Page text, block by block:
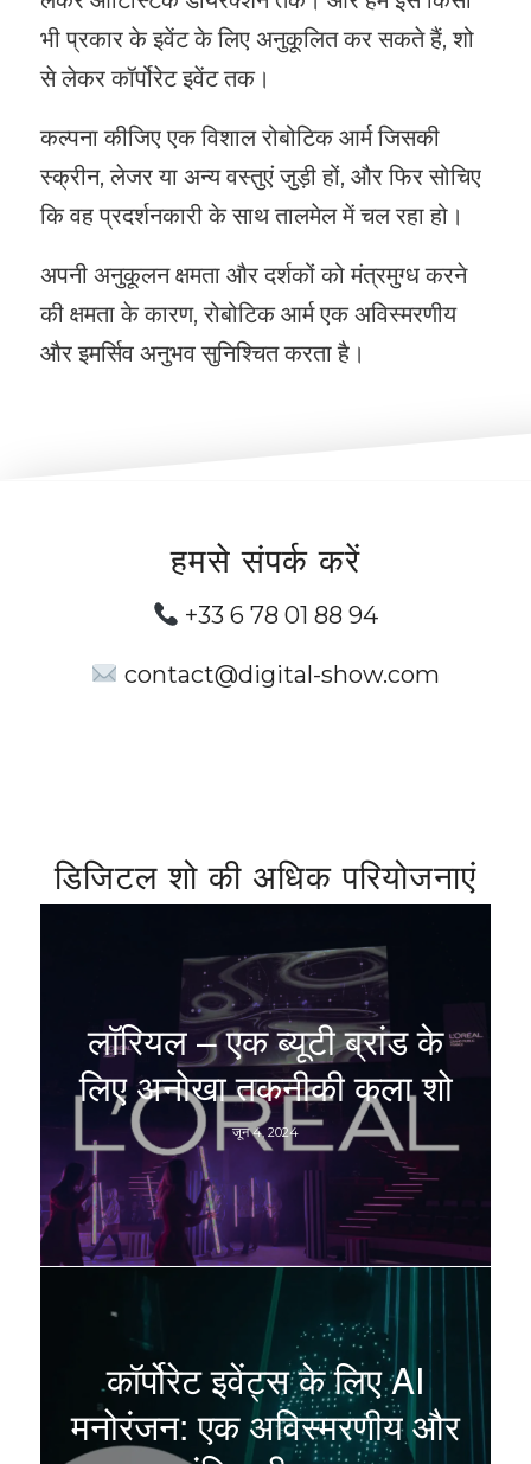
भी प्रकार के इवेंट के लिए अनुकूलित कर सकते हैं, शो
से लेकर कॉर्पोरेट इवेंट तक।
कल्पना कीजिए एक विशाल रोबोटिक आर्म जिसकी
स्क्रीन, लेजर या अन्य वस्तुएं जुड़ी हों, और फिर सोचिए
कि वह प्रदर्शनकारी के साथ तालमेल में चल रहा हो।
अपनी अनुकूलन क्षमता और दर्शकों को मंत्रमुग्ध करने
की क्षमता के कारण, रोबोटिक आर्म एक अविस्मरणीय
और इमर्सिव अनुभव सुनिश्चित करता है।
हमसे संपर्क करें
+33 6 78 01 88 94
contact@digital-show.com
डिजिटल शो की अधिक परियोजनाएं
लॉरियल – एक ब्यूटी ब्रांड के
लिए अनोखा तकनीकी कला शो
जून 4, 2024
कॉर्पोरेट इवेंट्स के लिए AI
मनोरंजन: एक अविस्मरणीय और